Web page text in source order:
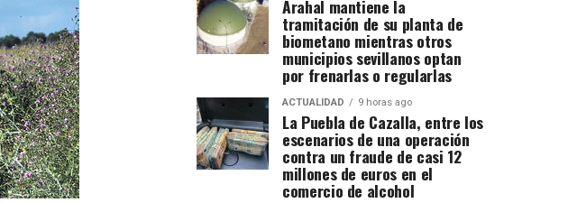
Arahal mantiene la
tramitación de su planta de
biometano mientras otros
municipios sevillanos optan
por frenarlas o regularlas
ACTUALIDAD 9 horas ago
La Puebla de Cazalla, entre los
escenarios de una operación
contra un fraude de casi 12
millones de euros en el
comercio de alcohol